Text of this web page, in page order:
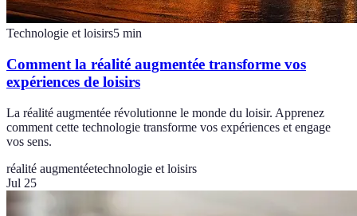
Technologie et loisirs5 min
Comment la réalité augmentée transforme vos
expériences de loisirs
La réalité augmentée révolutionne le monde du loisir. Apprenez
comment cette technologie transforme vos expériences et engage
vos sens.
réalité augmentéetechnologie et loisirs
Jul 25